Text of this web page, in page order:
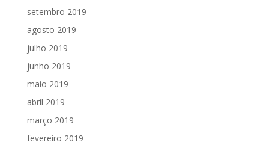
setembro 2019
agosto 2019
julho 2019
junho 2019
maio 2019
abril 2019
março 2019
fevereiro 2019